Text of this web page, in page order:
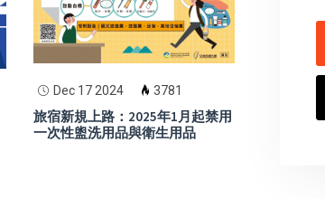
Dec 17 2024 3781
旅宿新規上路：2025年1月起禁用
一次性盥洗用品與衛生用品